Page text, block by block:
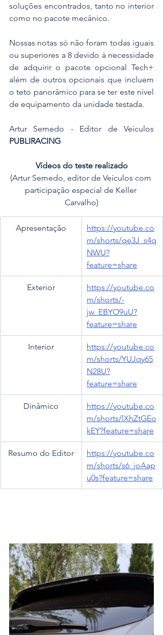
soluções encontrados, tanto no interior
como no pacote mecânico.
Nossas notas só não foram todas iguais
ou superiores a 8 devido à necessidade
de adquirir o pacote opcional Tech+
além de outros opcionais que incluem
o teto panorâmico para se ter este nível
de equipamento da unidade testada.
PUBLIRACING
Vídeos do teste realizado
(Artur Semedo, editor de Veículos com
participação especial de Keller
Carvalho)
Apresentação
https://youtube.co
m/shorts/qe3J_s4q
NWU?
feature=share
Exterior
https://youtube.co
m/shorts/-
jw_EBYO9uU?
feature=share
Interior
https://youtube.co
m/shorts/YUJqy65
N28U?
feature=share
Dinâmico
https://youtube.co
m/shorts/lXhZtGEo
kEY?feature=share
Resumo do Editor
https://youtube.co
m/shorts/s6_joAap
u0s?feature=share